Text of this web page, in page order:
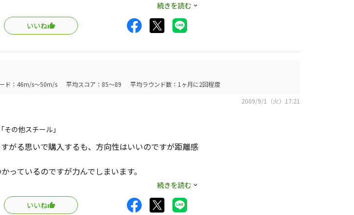
1：3位の割合でショットしたらちょうど良い感じで
優先するべきスコアの私は使っています。
らめた方もこのクラブは使ってみる価値ありですよ。
続きを読む
いいね
ド：46m/s～50m/s 平均スコア：85～89
平均ラウンド数：1ヶ月に2回程度
2009/9/1（火）17:21
その他スチール」
がる思いで購入するも、方向性はいいのですが距離感
っているのですが力んでしまいます。
かなか立ち直れません。
思います。
続きを読む
いいね